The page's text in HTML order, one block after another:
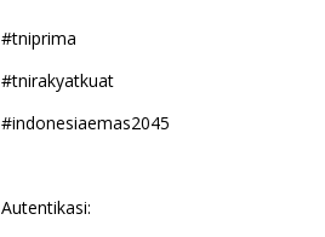
#tniprima
#tnirakyatkuat
#indonesiaemas2045
Autentikasi: